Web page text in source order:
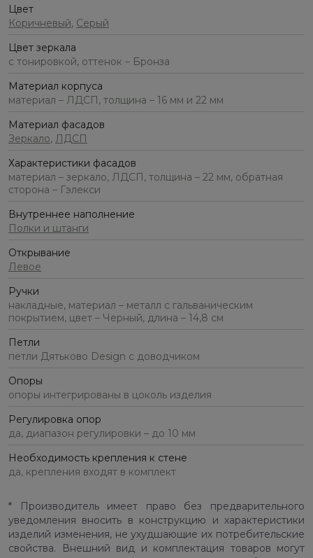
Цвет
Коричневый, Серый
Цвет зеркала
с тонировкой, оттенок – Бронза
Материал корпуса
материал – ЛДСП, толщина – 16 мм и 22 мм
Материал фасадов
Зеркало, ЛДСП
Характеристики фасадов
материал – зеркало, ЛДСП, толщина – 22 мм, обратная
сторона – Гэлекси
Внутреннее наполнение
Полки и штанги
Открывание
Левое
Ручки
накладные, материал – металл с гальваническим
покрытием, цвет – Черный, длина – 14,8 см
Петли
петли Дятьково Design с доводчиком
Опоры
опоры интегрированы в цоколь изделия
Регулировка опор
да, диапазон регулировки – до 10 мм
Необходимость крепления к стене
да, крепления входят в комплект
* Производитель имеет право без предварительного
уведомления вносить в конструкцию и характеристики
изделий изменения, не ухудшающие их потребительские
свойства. Внешний вид и комплектация товаров могут